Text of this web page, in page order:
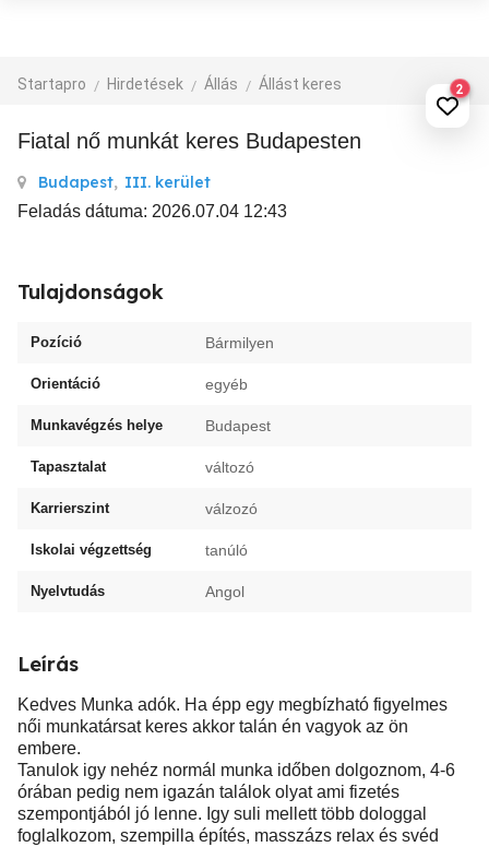
Startapro Hirdetések Állás Állást keres 2
Fiatal nő munkát keres Budapesten
Budapest, III. kerület
Feladás dátuma: 2026.07.04 12:43
Tulajdonságok
Pozíció Bármilyen
Orientáció egyéb
Munkavégzés helye Budapest
Tapasztalat változó
Karrierszint válzozó
Iskolai végzettség tanúló
Nyelvtudás Angol
Leírás
Kedves Munka adók. Ha épp egy megbízható figyelmes
női munkatársat keres akkor talán én vagyok az ön
embere.
Tanulok igy nehéz normál munka időben dolgoznom, 4-6
órában pedig nem igazán találok olyat ami fizetés
szempontjából jó lenne. Igy suli mellett több dologgal
foglalkozom, szempilla építés, masszázs relax és svéd